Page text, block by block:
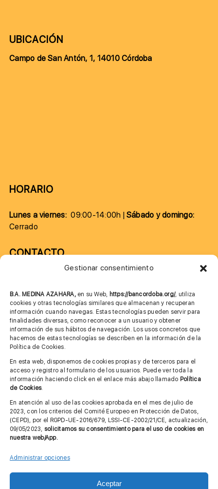
Gestionar consentimiento
B.A. MEDINA AZAHARA, en su Web, https://bancordoba.org/, utiliza
cookies y otras tecnologías similares que almacenan y recuperan
información cuando navegas. Estas tecnologías pueden servir para
finalidades diversas, como reconocer a un usuario y obtener
información de sus hábitos de navegación. Los usos concretos que
hacemos de estas tecnologías se describen en la información de la
Política de Cookies.
En esta web, disponemos de cookies propias y de terceros para el
acceso y registro al formulario de los usuarios. Puede ver toda la
información haciendo click en el enlace más abajo llamado Política
de Cookies.
En atención al uso de las cookies aprobada en el mes de julio de
2023, con los criterios del Comité Europeo en Protección de Datos,
(CEPD), por el RGPD-UE-2016/679, LSSI-CE-2002/21/CE, actualización,
09/05/2023, solicitamos su consentimiento para el uso de cookies en
nuestra web/App.
Administrar opciones
Aceptar
UBICACIÓN
Campo de San Antón, 1, 14010 Córdoba
HORARIO
Lunes a viernes:09:00-14:00h |Sábado y domingo:
Cerrado
CONTACTO
685 901 226
MÁS INFORMACIÓN
Aviso legal
Política de privacidad
Cita previa FAGA